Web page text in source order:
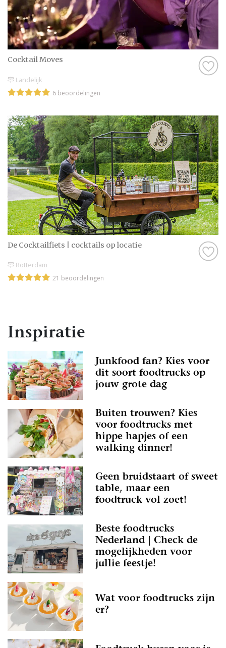
Cocktail Moves
Landelijk
6 beoordelingen
De Cocktailfiets | cocktails op locatie
Rotterdam
21 beoordelingen
Inspiratie
Junkfood fan? Kies voor
dit soort foodtrucks op
jouw grote dag
Buiten trouwen? Kies
voor foodtrucks met
hippe hapjes of een
walking dinner!
Geen bruidstaart of sweet
table, maar een
foodtruck vol zoet!
Beste foodtrucks
Nederland | Check de
mogelijkheden voor
jullie feestje!
Wat voor foodtrucks zijn
er?